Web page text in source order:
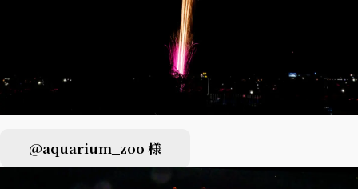
@aquarium_zoo 様